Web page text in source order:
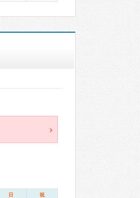
日 祝